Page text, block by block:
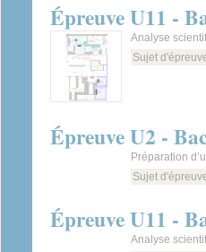
Épreuve U11 -
Analyse
Sujet
Épreuve U2 -
Préparation
Sujet
Épreuve U11 -
Analyse